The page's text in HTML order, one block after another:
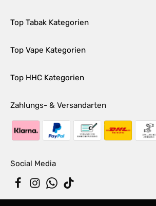
Top Tabak Kategorien
Top Vape Kategorien
Top HHC Kategorien
Zahlungs- & Versandarten
Social Media